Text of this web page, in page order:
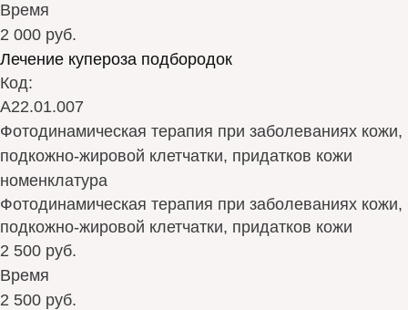
Время
2 000 руб.
Лечение купероза подбородок
Код:
А22.01.007
Фотодинамическая терапия при заболеваниях кожи,
подкожно-жировой клетчатки, придатков кожи
номенклатура
Фотодинамическая терапия при заболеваниях кожи,
подкожно-жировой клетчатки, придатков кожи
2 500 руб.
Время
2 500 руб.